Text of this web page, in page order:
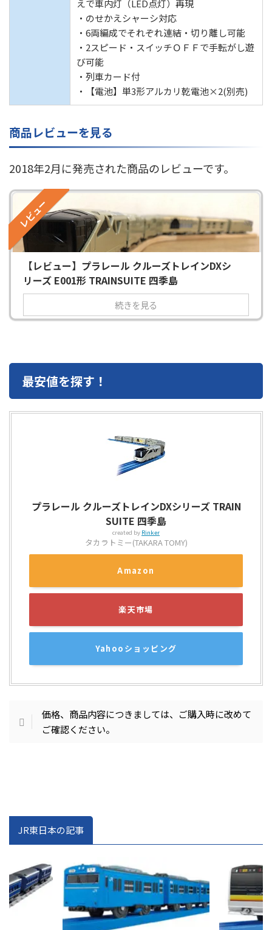
えで車内灯（LED点灯）再現
・のせかえシャーシ対応
・6両編成でそれぞれ連結・切り離し可能
・2スピード・スイッチＯＦＦで手転がし遊
び可能
・列車カード付
・【電池】単3形アルカリ乾電池×2(別売)
商品レビューを見る
2018年2月に発売された商品のレビューです。
レビュー
【レビュー】プラレール クルーズトレインDXシ
リーズ E001形 TRAINSUITE 四季島
続きを見る
最安値を探す！
プラレール クルーズトレインDXシリーズ TRAIN
SUITE 四季島
created by Rinker
タカラトミー(TAKARA TOMY)
Amazon
楽天市場
Yahooショッピング
価格、商品内容につきましては、ご購入時に改めて
ご確認ください。
JR東日本の記事